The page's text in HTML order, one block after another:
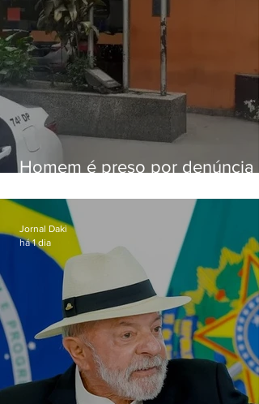
Homem é preso por denúncia
Alcântara
Jornal Daki
há 1 dia